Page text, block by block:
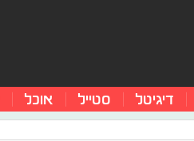
דיגיטל סטייל אוכל